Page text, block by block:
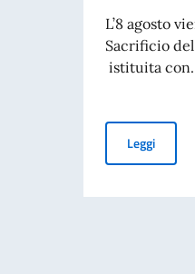
L’8 agosto
Sacrificio
istituita
Leggi